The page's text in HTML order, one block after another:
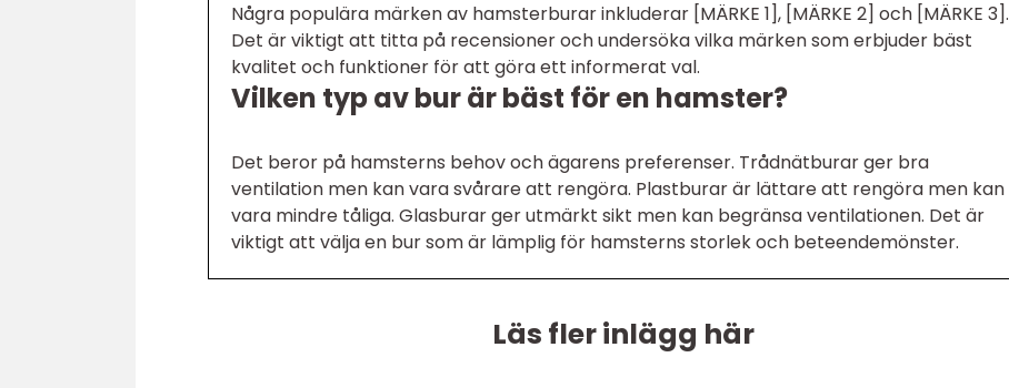
Några populära märken av hamsterburar inkluderar [MÄRKE 1], [MÄRKE 2] och [MÄRKE 3].
Det är viktigt att titta på recensioner och undersöka vilka märken som erbjuder bäst
kvalitet och funktioner för att göra ett informerat val.
Vilken typ av bur är bäst för en hamster?
Det beror på hamsterns behov och ägarens preferenser. Trådnätburar ger bra
ventilation men kan vara svårare att rengöra. Plastburar är lättare att rengöra men kan
vara mindre tåliga. Glasburar ger utmärkt sikt men kan begränsa ventilationen. Det är
viktigt att välja en bur som är lämplig för hamsterns storlek och beteendemönster.
Läs fler inlägg här